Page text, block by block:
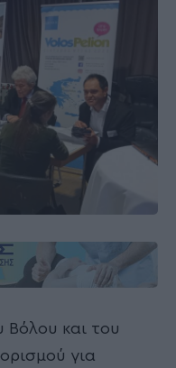
Βόλου και του
για